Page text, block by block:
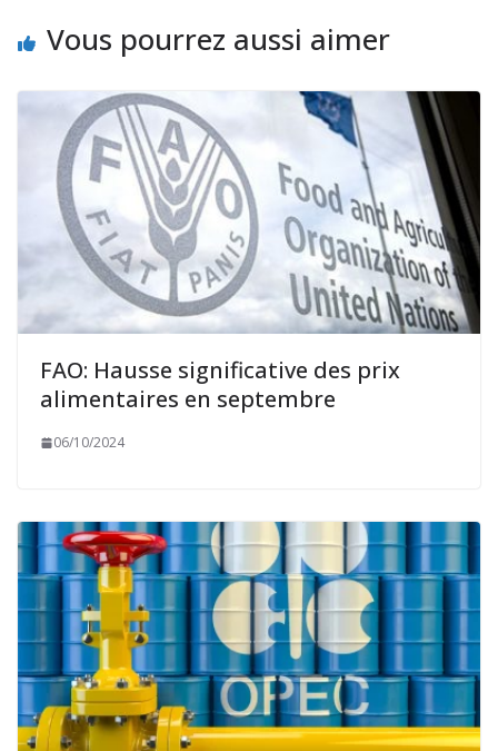
Vous pourrez aussi aimer
FAO: Hausse significative des prix
alimentaires en septembre
06/10/2024